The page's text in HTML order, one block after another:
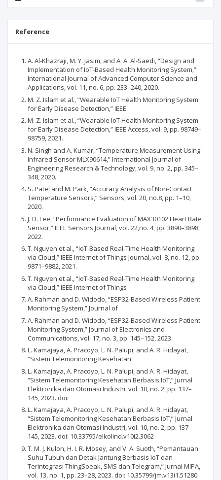
Reference
A. Al-Khazraji, M. Y. Jasim, and A. A. Al-Saedi, “Design and
Implementation of IoT-Based Health Monitoring System,”
International Journal of Advanced Computer Science and
Applications, vol. 11, no. 6, pp. 233–240, 2020.
M. Z. Islam et al., “Wearable IoT Health Monitoring System
for Early Disease Detection,” IEEE
M. Z. Islam et al., “Wearable IoT Health Monitoring System
for Early Disease Detection,” IEEE Access, vol. 9, pp. 98749–
98759, 2021.
N. Singh and A. Kumar, “Temperature Measurement Using
Infrared Sensor MLX90614,” International Journal of
Engineering Research & Technology, vol. 9, no. 2, pp. 345–
348, 2020.
S. Patel and M. Park, “Accuracy Analysis of Non-Contact
Temperature Sensors,” Sensors, vol. 20, no.8, pp. 1–10,
2020.
J. D. Lee, “Performance Evaluation of MAX30102 Heart Rate
Sensor,” IEEE Sensors Journal, vol. 22,no. 4, pp. 3890–3898,
2022.
T. Nguyen et al., “IoT-Based Real-Time Health Monitoring
via Cloud,” IEEE Internet of Things Journal, vol. 8, no. 12, pp.
9871–9882, 2021.
T. Nguyen et al., “IoT-Based Real-Time Health Monitoring
via Cloud,” IEEE Internet of Things
A. Rahman and D. Widodo, “ESP32-Based Wireless Patient
Monitoring System,” Journal of
A. Rahman and D. Widodo, “ESP32-Based Wireless Patient
Monitoring System,” Journal of Electronics and
Communications, vol. 17, no. 3, pp. 145–152, 2023.
L. Kamajaya, A. Pracoyo, L. N. Palupi, and A. R. Hidayat,
“Sistem Telemonitoring Kesehatan
L. Kamajaya, A. Pracoyo, L. N. Palupi, and A. R. Hidayat,
“Sistem Telemonitoring Kesehatan Berbasis IoT,” Jurnal
Elektronika dan Otomasi Industri, vol. 10, no. 2, pp. 137–
145, 2023. doi:
L. Kamajaya, A. Pracoyo, L. N. Palupi, and A. R. Hidayat,
“Sistem Telemonitoring Kesehatan Berbasis IoT,” Jurnal
Elektronika dan Otomasi Industri, vol. 10, no. 2, pp. 137–
145, 2023. doi: 10.33795/elkolind.v10i2.3062
T. M. J. Kulon, H. I. R. Mosey, and V. A. Suoth, “Pemantauan
Suhu Tubuh dan Detak Jantung Berbasis IoT dan
Terintegrasi ThingSpeak, SMS dan Telegram,” Jurnal MIPA,
vol. 13, no. 1, pp. 23–28, 2023. doi: 10.35799/jm.v13i1.51280